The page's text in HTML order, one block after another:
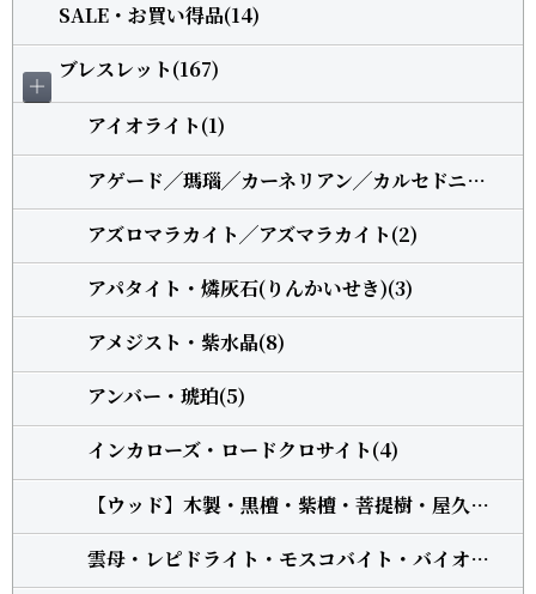
SALE・お買い得品(14)
＋
ブレスレット(167)
アイオライト(1)
アゲード╱瑪瑙╱カーネリアン╱カルセドニー(5)
アズロマラカイト╱アズマラカイト(2)
アパタイト・燐灰石(りんかいせき)(3)
アメジスト・紫水晶(8)
アンバー・琥珀(5)
インカローズ・ロードクロサイト(4)
【ウッド】木製・黒檀・紫檀・菩提樹・屋久杉・柘植(13)
雲母・レピドライト・モスコバイト・バイオタイト(3)